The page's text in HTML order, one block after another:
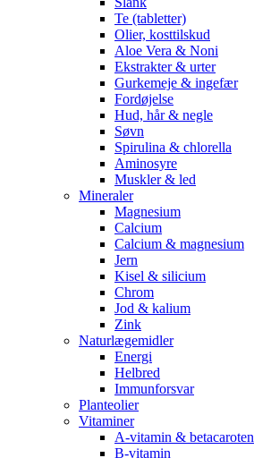
Te (tabletter)
Olier, kosttilskud
Aloe Vera & Noni
Ekstrakter & urter
Gurkemeje & ingefær
Fordøjelse
Hud, hår & negle
Søvn
Spirulina & chlorella
Aminosyre
Muskler & led
Mineraler
Magnesium
Calcium
Calcium & magnesium
Jern
Kisel & silicium
Chrom
Jod & kalium
Zink
Naturlægemidler
Energi
Helbred
Immunforsvar
Planteolier
Vitaminer
A-vitamin & betacaroten
B-vitamin